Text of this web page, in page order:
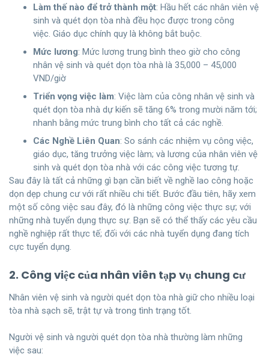
Làm thế nào để trở thành một: Hầu hết các nhân viên vệ
sinh và quét dọn tòa nhà đều học được trong công
việc. Giáo dục chính quy là không bắt buộc.
Mức lương: Mức lương trung bình theo giờ cho công
nhân vệ sinh và quét dọn tòa nhà là 35,000 – 45,000
VND/giờ
Triển vọng việc làm: Việc làm của công nhân vệ sinh và
quét dọn tòa nhà dự kiến ​​sẽ tăng 6% trong mười năm tới;
nhanh bằng mức trung bình cho tất cả các nghề.
Các Nghề Liên Quan: So sánh các nhiệm vụ công việc,
giáo dục, tăng trưởng việc làm; và lương của nhân viên vệ
sinh và quét dọn tòa nhà với các công việc tương tự.
Sau đây là tất cả những gì bạn cần biết về nghề lao công hoặc
dọn dẹp chung cư với rất nhiều chi tiết. Bước đầu tiên, hãy xem
một số công việc sau đây, đó là những công việc thực sự; với
những nhà tuyển dụng thực sự. Bạn sẽ có thể thấy các yêu cầu
nghề nghiệp rất thực tế; đối với các nhà tuyển dụng đang tích
cực tuyển dụng.
2. Công việc của nhân viên tạp vụ chung cư
Nhân viên vệ sinh và người quét dọn tòa nhà giữ cho nhiều loại
tòa nhà sạch sẽ, trật tự và trong tình trạng tốt.
Người vệ sinh và người quét dọn tòa nhà thường làm những
việc sau: